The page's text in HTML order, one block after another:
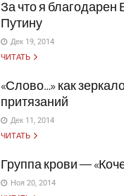
За что я
Путину
Дек 19, 2014
ЧИТАТЬ
«Слово…» как
притязаний
Дек 11, 2014
ЧИТАТЬ
Группа крови —
Ноя 20, 2014